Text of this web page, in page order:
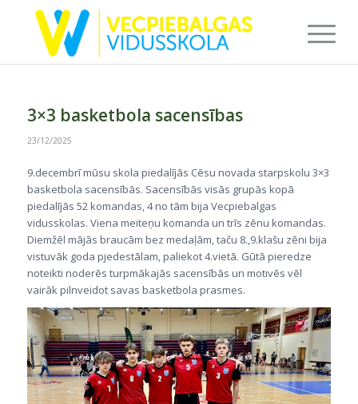
3×3 basketbola sacensības
23/12/2025
9.decembrī mūsu skola piedalījās Cēsu novada starpskolu 3×3
basketbola sacensībās. Sacensībās visās grupās kopā
piedalījās 52 komandas, 4 no tām bija Vecpiebalgas
vidusskolas. Viena meiteņu komanda un trīs zēnu komandas.
Diemžēl mājās braucām bez medaļām, taču 8.,9.klašu zēni bija
vistuvāk goda pjedestālam, paliekot 4.vietā. Gūtā pieredze
noteikti noderēs turpmākajās sacensībās un motivēs vēl
vairāk pilnveidot savas basketbola prasmes.